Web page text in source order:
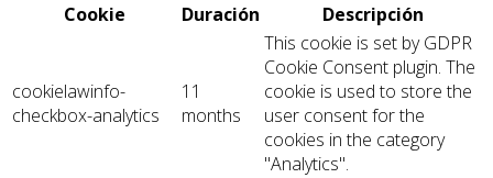
Cookie
Duración Descripción
cookielawinfo-
checkbox-analytics
11
months
This cookie is set by GDPR
Cookie Consent plugin. The
cookie is used to store the
user consent for the
cookies in the category
"Analytics".